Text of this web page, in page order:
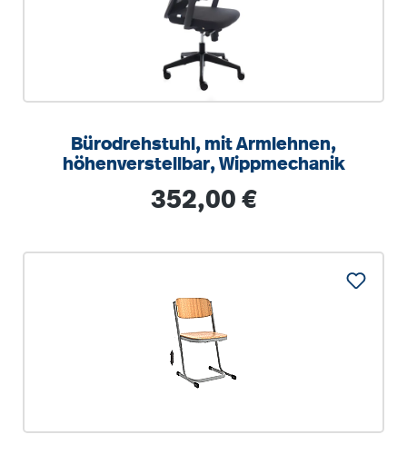
Bürodrehstuhl, mit Armlehnen,
höhenverstellbar, Wippmechanik
Regulärer Preis:
352,00 €